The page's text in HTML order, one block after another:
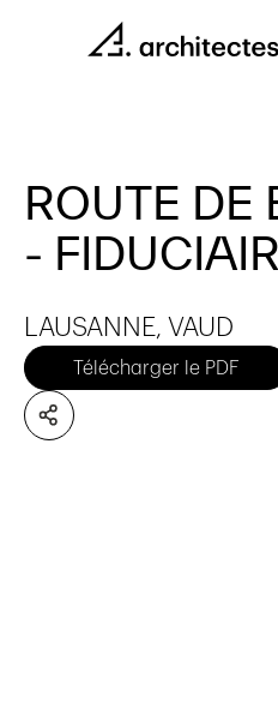
ROUTE DE
-
LAUSANNE, VAUD
Télécharger le PDF